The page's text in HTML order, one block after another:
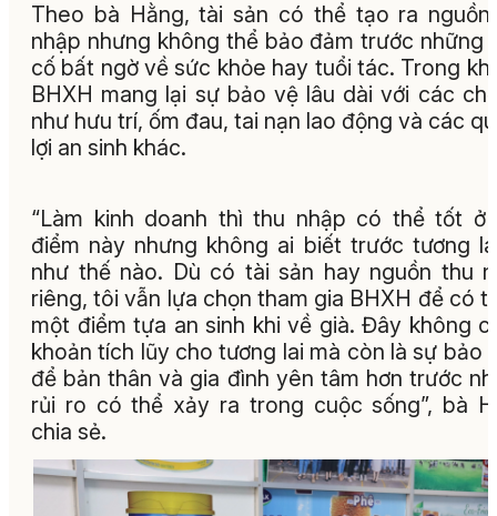
Theo bà Hằng, tài sản có thể tạo ra nguồn
nhập nhưng không thể bảo đảm trước những
cố bất ngờ về sức khỏe hay tuổi tác. Trong
BHXH mang lại sự bảo vệ lâu dài với các
như hưu trí, ốm đau, tai nạn lao động và các
lợi an sinh khác.
“Làm kinh doanh thì thu nhập có thể tốt ở
điểm này nhưng không ai biết trước tương
như thế nào. Dù có tài sản hay nguồn thu
riêng, tôi vẫn lựa chọn tham gia BHXH để có
một điểm tựa an sinh khi về già. Đây không
khoản tích lũy cho tương lai mà còn là sự bảo
để bản thân và gia đình yên tâm hơn trước
rủi ro có thể xảy ra trong cuộc sống”, bà
chia sẻ.